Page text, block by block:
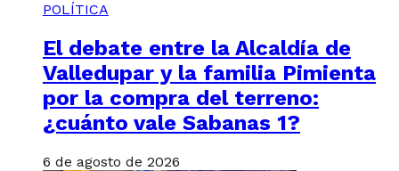
POLÍTICA
El debate entre la Alcaldía de
Valledupar y la familia Pimienta
por la compra del terreno:
¿cuánto vale Sabanas 1?
6 de agosto de 2026